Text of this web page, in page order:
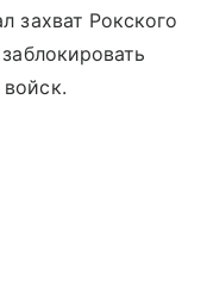
захват Рокского